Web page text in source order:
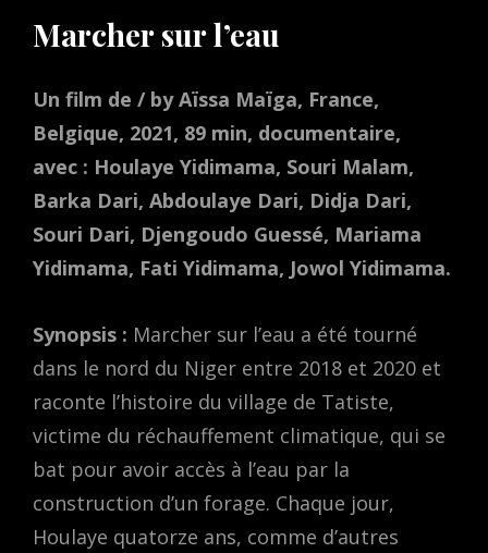
Marcher sur l’eau
Un film de / by Aïssa Maïga, France,
Belgique, 2021, 89 min, documentaire,
avec : Houlaye Yidimama, Souri Malam,
Barka Dari, Abdoulaye Dari, Didja Dari,
Souri Dari, Djengoudo Guessé, Mariama
Yidimama, Fati Yidimama, Jowol Yidimama.
Synopsis : Marcher sur l’eau a été tourné
dans le nord du Niger entre 2018 et 2020 et
raconte l’histoire du village de Tatiste,
victime du réchauffement climatique, qui se
bat pour avoir accès à l’eau par la
construction d’un forage. Chaque jour,
Houlaye quatorze ans, comme d’autres